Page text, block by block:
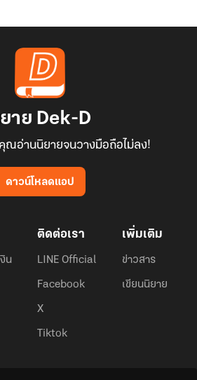
าย Dek-D
ณอ่านนิยายจนวางมือถือไม่ลง!
ดาวน์โหลดแอป
น
ติดต่อเรา
LINE Official
Facebook
X
Tiktok
เพิ่มเติม
ข่าวสาร
เขียนนิยาย